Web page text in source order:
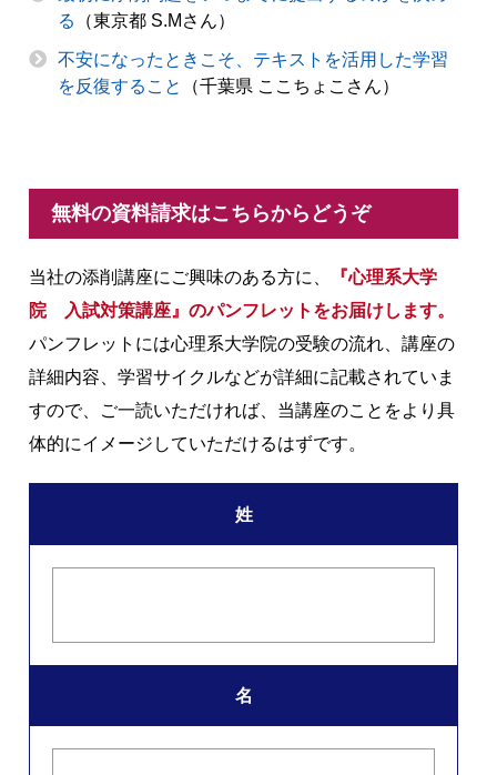
る （東京都 S.Mさん）
不安になったときこそ、テキストを活用した学習
を反復すること
（千葉県 ここちょこさん）
無料の資料請求はこちらからどうぞ
当社の添削講座にご興味のある方に、
『心理系大学
院 入試対策講座』のパンフレットをお届けします。
パンフレットには心理系大学院の受験の流れ、講座の
詳細内容、学習サイクルなどが詳細に記載されていま
すので、ご一読いただければ、当講座のことをより具
体的にイメージしていただけるはずです。
姓
名